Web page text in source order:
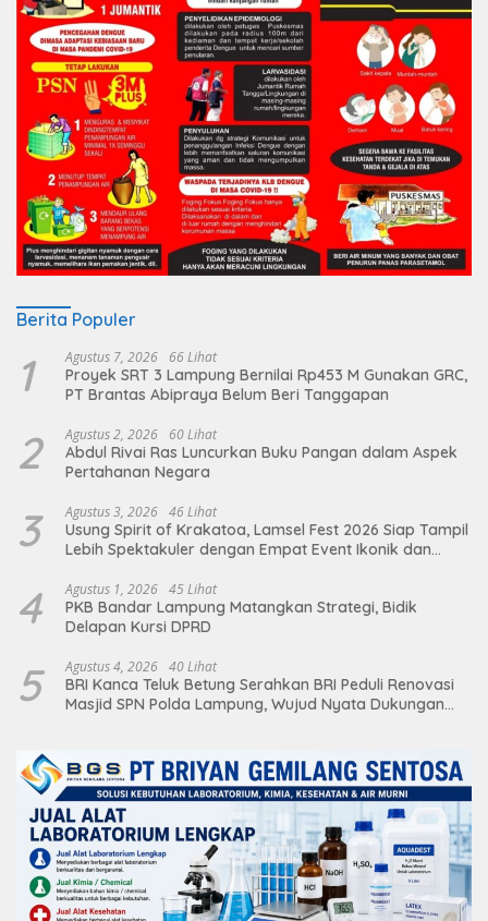
Berita Populer
1 Agustus 7, 2026 66 Lihat
Proyek SRT 3 Lampung Bernilai Rp453 M Gunakan GRC,
PT Brantas Abipraya Belum Beri Tanggapan
2 Agustus 2, 2026 60 Lihat
Abdul Rivai Ras Luncurkan Buku Pangan dalam Aspek
Pertahanan Negara
3 Agustus 3, 2026 46 Lihat
Usung Spirit of Krakatoa, Lamsel Fest 2026 Siap Tampil
Lebih Spektakuler dengan Empat Event Ikonik dan
4 Agustus 1, 2026 45 Lihat
PKB Bandar Lampung Matangkan Strategi, Bidik
Delapan Kursi DPRD
5 Agustus 4, 2026 40 Lihat
BRI Kanca Teluk Betung Serahkan BRI Peduli Renovasi
Masjid SPN Polda Lampung, Wujud Nyata Dukungan